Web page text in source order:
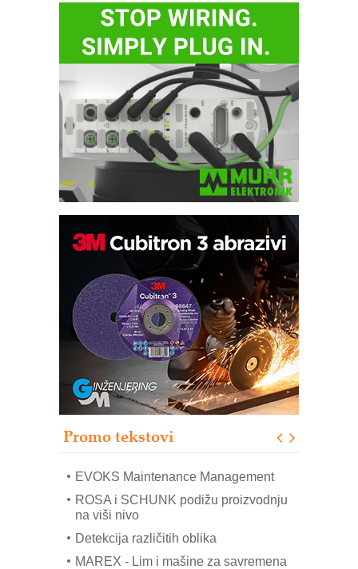
Promo tekstovi
Trajna oznaka kao dugoročna korist
Bezbednost na prvom mestu!
IB BLUMENAUER - više od 40 godina
poverenja u industriji
RMQ-TITAN ADVANCED INDICATOR
– Pametna signalizacija za efikasnije
upravljanje mašinama
Sigurnije ispitivanje transformatora u
solarnim elektranama i vetroparkovima
EVOKS Maintenance Management
ROSA i SCHUNK podižu proizvodnju
na viši nivo
Detekcija različitih oblika
MAREX - Lim i mašine za savremena